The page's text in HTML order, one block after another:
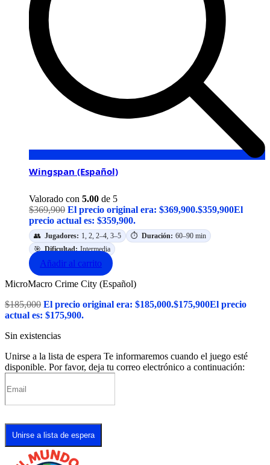
Wingspan (Español)
Valorado con 5.00 de 5
$369,900 El precio original era: $369,900.$359,900El
precio actual es: $359,900.
👥 Jugadores: 1, 2, 2–4, 3–5 ⏱️ Duración: 60–90 min
🎯 Dificultad: Intermedia
Añadir al carrito
MicroMacro Crime City (Español)
$185,000 El precio original era: $185,000.$175,900El precio
actual es: $175,900.
Sin existencias
Unirse a la lista de espera Te informaremos cuando el juego esté
disponible. Por favor, deja tu correo electrónico a continuación:
Unirse a lista de espera